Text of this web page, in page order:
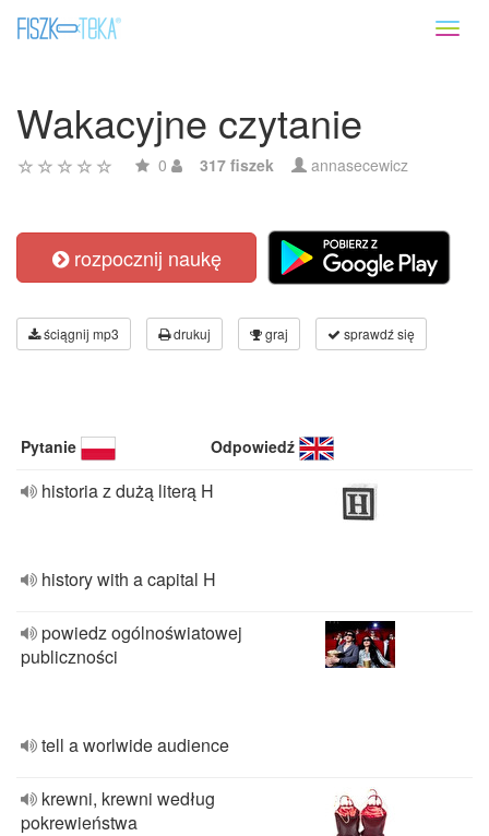
Wakacyjne czytanie
0 317 fiszek annasecewicz
rozpocznij naukę
ściągnij mp3 drukuj graj sprawdź się
Pytanie Odpowiedź
historia z dużą literą H
history with a capital H
powiedz ogólnoświatowej
publiczności
tell a worlwide audience
krewni, krewni według
pokrewieństwa